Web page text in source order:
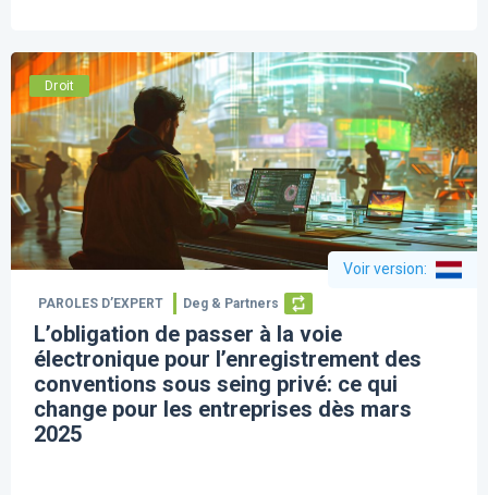
Droit
Voir version:
PAROLES D’EXPERT Deg & Partners
L’obligation de passer à la voie
électronique pour l’enregistrement des
conventions sous seing privé: ce qui
change pour les entreprises dès mars
2025